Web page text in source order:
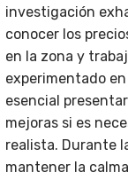
investigación
conocer los
en la zona y
experimentado
esencial
mejoras si es
realista. Durante
mantener la